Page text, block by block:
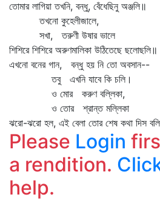
তোমার লাগিয়া তখনি, বন্ধু, বেঁধেছিনু অঞ্জলি॥
তখনো কুহেলীজালে,
সখা, তরুণী উষার ভালে
শিশিরে শিশিরে অরুণমালিকা উঠিতেছে ছলোছলি॥
এখনো বনের গান, বন্ধু হয় নি তো অবসান--
তবু এখনি যাবে কি চলি।
ও মোর করুণ বল্লিকা,
ও তোর শ্রান্ত মল্লিকা
ঝরো-ঝরো হল, এই বেলা তোর শেষ কথা দিস
Please Login
a rendition.
help.